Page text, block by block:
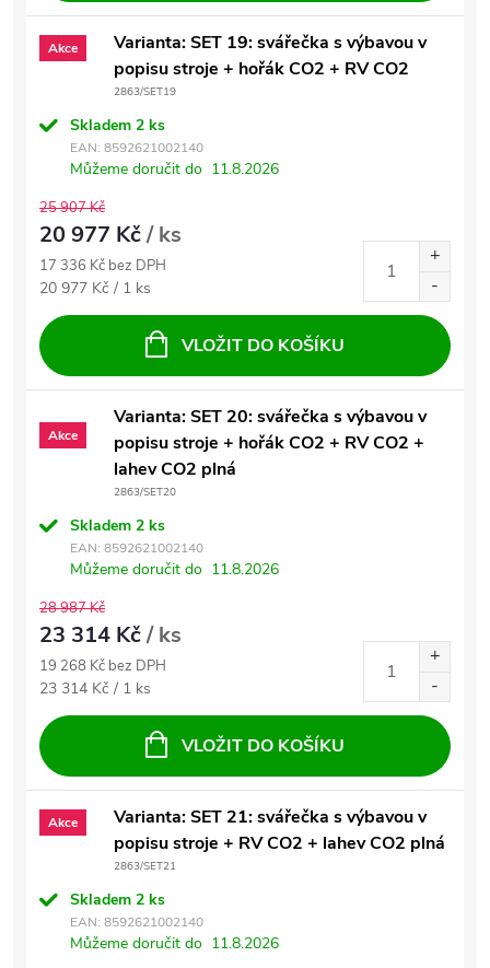
Akce
Varianta: SET 19: svářečka s výbavou v
popisu stroje + hořák CO2 + RV CO2
2863/SET19
Skladem 2 ks
EAN: 8592621002140
Můžeme doručit do 11.8.2026
25 907 Kč
20 977 Kč/ ks
17 336 Kč bez DPH
Měrná cena:
20 977 Kč / 1 ks
VLOŽIT DO KOŠÍKU
Akce
Varianta: SET 20: svářečka s výbavou v
popisu stroje + hořák CO2 + RV CO2 +
lahev CO2 plná
2863/SET20
Skladem 2 ks
EAN: 8592621002140
Můžeme doručit do 11.8.2026
28 987 Kč
23 314 Kč/ ks
19 268 Kč bez DPH
Měrná cena:
23 314 Kč / 1 ks
VLOŽIT DO KOŠÍKU
Akce
Varianta: SET 21: svářečka s výbavou v
popisu stroje + RV CO2 + lahev CO2 plná
2863/SET21
Skladem 2 ks
EAN: 8592621002140
Můžeme doručit do 11.8.2026